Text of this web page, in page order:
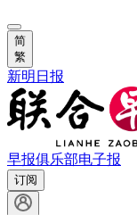
简
繁
新明日报
早报俱乐部电子报
订阅